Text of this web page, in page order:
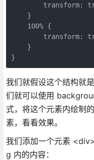
transform:
    }
    100% {
transform:
    }
}
我们就假设这个结构就
们就可以使用
式，将这个元素内绘制
素，看看效果。
我们添加一个元素
g 内的内容：